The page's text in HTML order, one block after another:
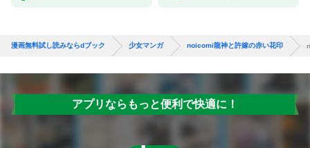
漫画無料試し読みならdブック 少女マンガ noicomi龍神と許嫁の赤い花印
アプリならもっと便利で快適に！